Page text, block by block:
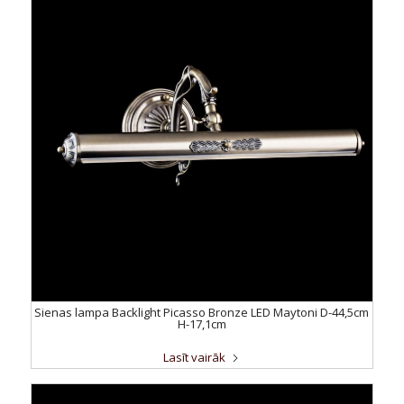
Sienas lampa Backlight Picasso Bronze LED Maytoni D-44,5cm
H-17,1cm
Lasīt vairāk